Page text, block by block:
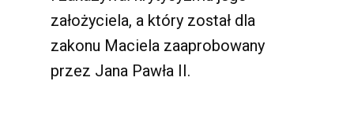
założyciela, a który został dla
zakonu Maciela zaaprobowany
przez Jana Pawła II.